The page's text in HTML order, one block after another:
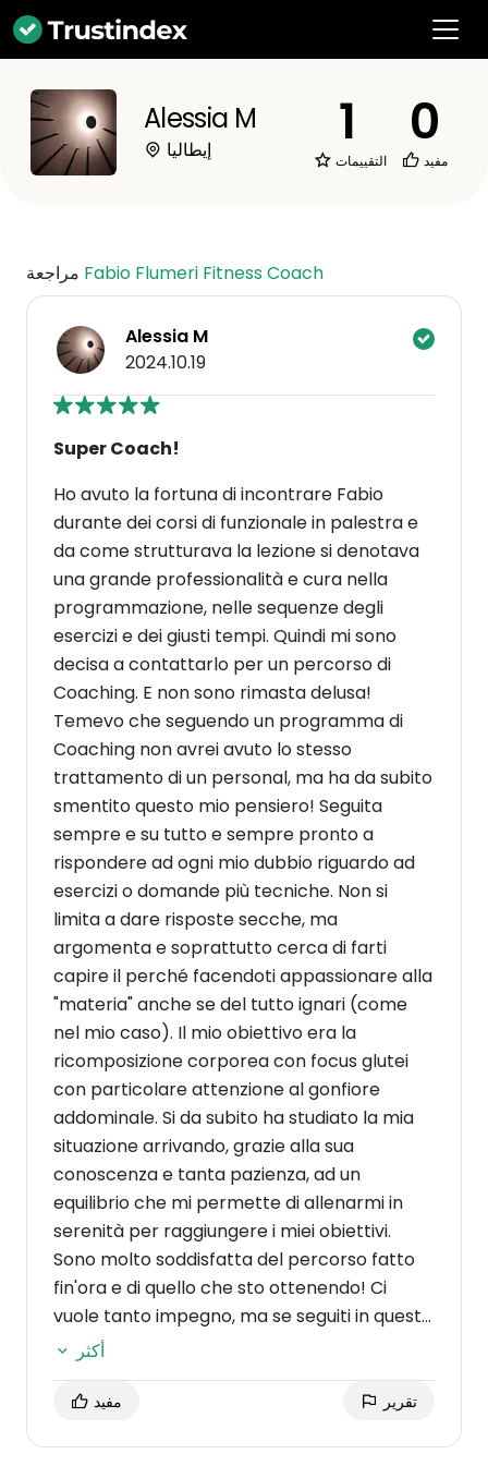
Alessia M
إيطاليا 1
التقييمات
0
مفيد
Fabio Flumeri Fitness Coach
Alessia M
2024.10.19
Super Coach!
Ho avuto la fortuna di incontrare Fabio
durante dei corsi di funzionale in palestra e
da come strutturava la lezione si denotava
una grande professionalità e cura nella
programmazione, nelle sequenze degli
esercizi e dei giusti tempi. Quindi mi sono
decisa a contattarlo per un percorso di
Coaching. E non sono rimasta delusa!
Temevo che seguendo un programma di
Coaching non avrei avuto lo stesso
trattamento di un personal, ma ha da subito
smentito questo mio pensiero! Seguita
sempre e su tutto e sempre pronto a
rispondere ad ogni mio dubbio riguardo ad
esercizi o domande più tecniche. Non si
limita a dare risposte secche, ma
argomenta e soprattutto cerca di farti
capire il perché facendoti appassionare alla
"materia" anche se del tutto ignari (come
nel mio caso). Il mio obiettivo era la
ricomposizione corporea con focus glutei
con particolare attenzione al gonfiore
addominale. Si da subito ha studiato la mia
situazione arrivando, grazie alla sua
conoscenza e tanta pazienza, ad un
equilibrio che mi permette di allenarmi in
serenità per raggiungere i miei obiettivi.
Sono molto soddisfatta del percorso fatto
fin'ora e di quello che sto ottenendo! Ci
vuole tanto impegno, ma se seguiti in questo
modo il tutto è più facile!
che vorrebbero iniziare un percorso e non
أكثر
مفيد تقرير